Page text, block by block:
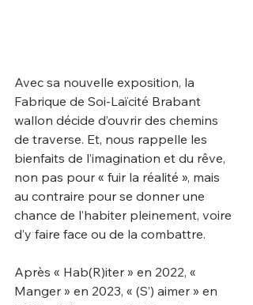
Avec sa nouvelle exposition, la
Fabrique de Soi-Laïcité Brabant
wallon décide d’ouvrir des chemins
de traverse. Et, nous rappelle les
bienfaits de l’imagination et du rêve,
non pas pour « fuir la réalité », mais
au contraire pour se donner une
chance de l’habiter pleinement, voire
d’y faire face ou de la combattre.
Après « Hab(R)iter » en 2022, «
Manger » en 2023, « (S’) aimer » en